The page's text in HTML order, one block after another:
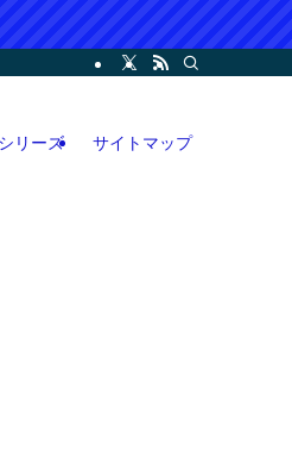
などを記載。LINEオープンチャット
リーズ サイトマップ